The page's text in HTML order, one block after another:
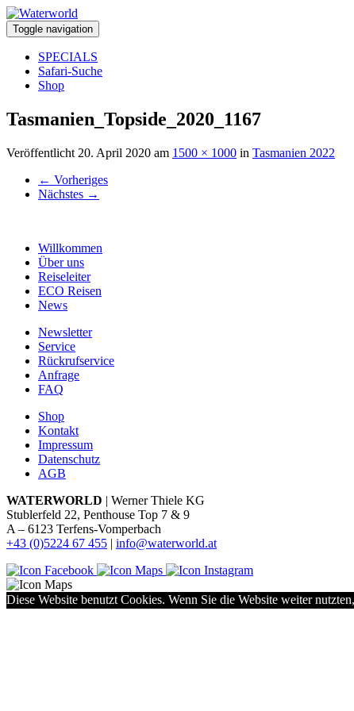
Toggle navigation
SPECIALS
Safari-Suche
Shop
Tasmanien_Topside_2020_1167
Veröffentlicht 20. April 2020 am 1500 × 1000 in Tasmanien 2022
← Vorheriges
Nächstes →
Willkommen
Über uns
Reiseleiter
ECO Reisen
News
Newsletter
Service
Rückrufservice
Anfrage
FAQ
Shop
Kontakt
Impressum
Datenschutz
AGB
WATERWORLD | Werner Thiele KG
Stublerfeld 22, Penthouse Top 7 & 9
A – 6123 Terfens-Vomperbach
+43 (0)5224 67 455 | info@waterworld.at
Diese Website benutzt Cookies. Wenn Sie die Website weiter